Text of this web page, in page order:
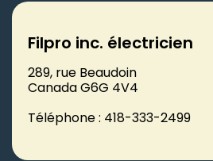
Filpro inc. électricien
289, rue Beaudoin
Canada G6G 4V4
Téléphone : 418-333-2499